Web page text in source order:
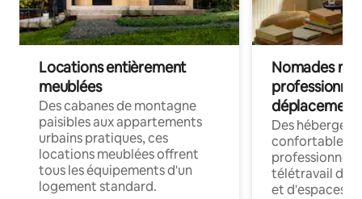
Locations entièrement
meublées
Des cabanes de montagne
paisibles aux appartements
urbains pratiques, ces
locations meublées offrent
tous les équipements d'un
logement standard.
Nomades
déplacement
Des
confortables
professionnels
télétravail
et d'espaces